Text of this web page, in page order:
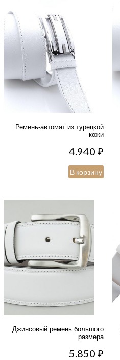
Ремень-автомат из турецкой
кожи
4.940₽
В корзину
Джинсовый ремень большого
размера
5.850₽